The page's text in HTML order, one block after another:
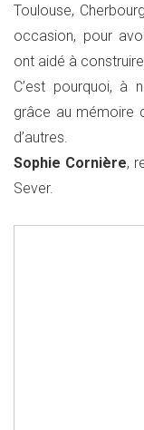
Toulouse,
occasion, pour
ont aidé à
C’est pourquoi, à
grâce au mémoire
d’autres.
Sophie Cornière,
Sever.